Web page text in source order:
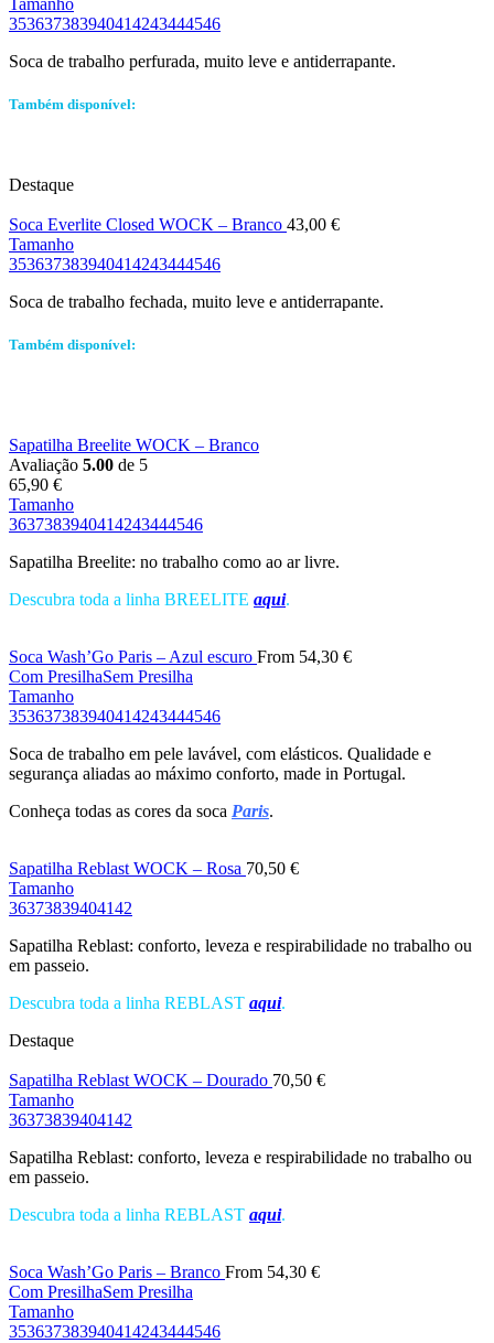
353637383940414243444546
Soca de trabalho perfurada, muito leve e antiderrapante.
Também disponível:
Destaque
Soca Everlite Closed WOCK – Branco 43,00 €
Tamanho
353637383940414243444546
Soca de trabalho fechada, muito leve e antiderrapante.
Também disponível:
Sapatilha Breelite WOCK – Branco
Avaliação 5.00 de 5
65,90 €
Tamanho
3637383940414243444546
Sapatilha Breelite: no trabalho como ao ar livre.
Descubra toda a linha BREELITE aqui.
Soca Wash’Go Paris – Azul escuro From 54,30 €
Com PresilhaSem Presilha
Tamanho
353637383940414243444546
Soca de trabalho em pele lavável, com elásticos. Qualidade e
segurança aliadas ao máximo conforto, made in Portugal.
Conheça todas as cores da soca Paris.
Sapatilha Reblast WOCK – Rosa 70,50 €
Tamanho
36373839404142
Sapatilha Reblast: conforto, leveza e respirabilidade no trabalho ou
em passeio.
Descubra toda a linha REBLAST aqui.
Destaque
Sapatilha Reblast WOCK – Dourado 70,50 €
Tamanho
36373839404142
Sapatilha Reblast: conforto, leveza e respirabilidade no trabalho ou
em passeio.
Descubra toda a linha REBLAST aqui.
Soca Wash’Go Paris – Branco From 54,30 €
Com PresilhaSem Presilha
Tamanho
353637383940414243444546